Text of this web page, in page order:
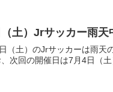
（土）Jrサッカー雨天
（土）のJrサッカーは雨天
次回の開催日は7月4日（